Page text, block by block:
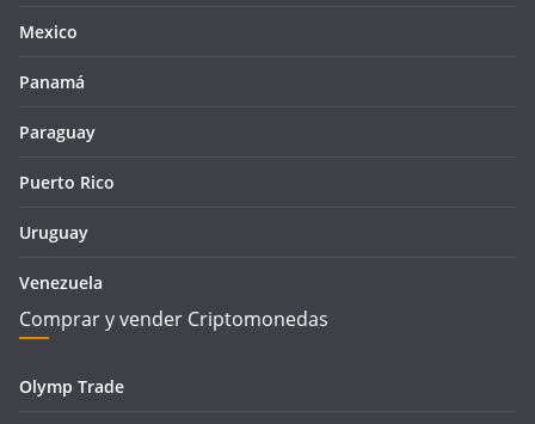
Mexico
Panamá
Paraguay
Puerto Rico
Uruguay
Venezuela
Comprar y vender Criptomonedas
Olymp Trade